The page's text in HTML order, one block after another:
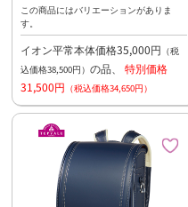
この商品にはバリエーションがありま
す。
イオン平常本体価格35,000円 （税
込価格38,500円） の品、 特別価格
31,500円 （税込価格34,650円）